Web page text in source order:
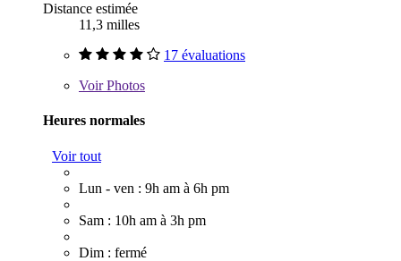
Distance estimée
11,3 milles
17 évaluations
VoirPhotos
Heures normales
Voir tout
Lun - ven : 9h am à 6h pm
Sam : 10h am à 3h pm
Dim : fermé